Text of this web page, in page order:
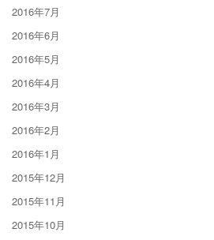
2016年7月
2016年6月
2016年5月
2016年4月
2016年3月
2016年2月
2016年1月
2015年12月
2015年11月
2015年10月